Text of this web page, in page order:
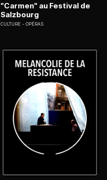
"Carmen" au Festival de
Salzbourg
CULTURE OPÉRAS